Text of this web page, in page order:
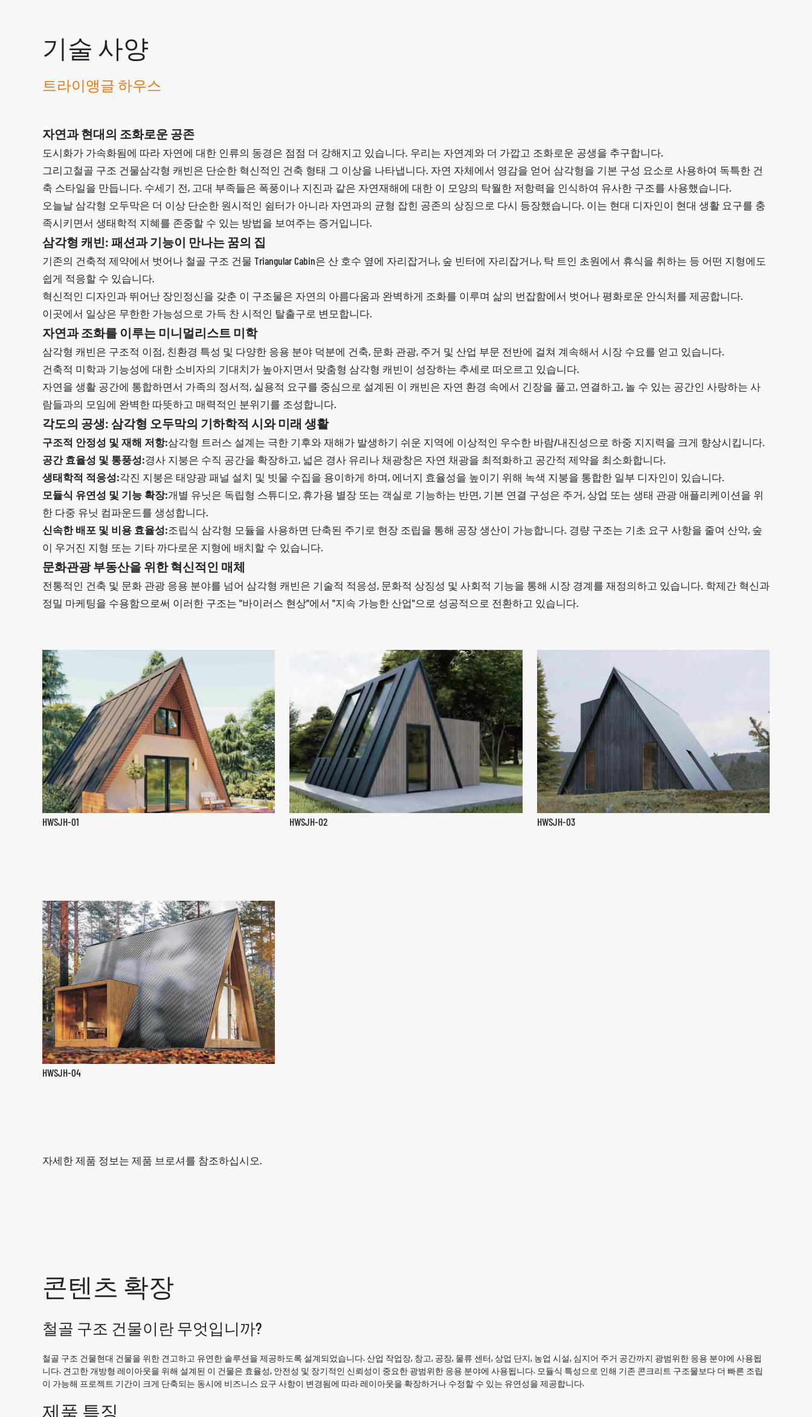
기술 사양
트라이앵글 하우스
자연과 현대의 조화로운 공존
도시화가 가속화됨에 따라 자연에 대한 인류의 동경은 점점 더 강해지고 있습니다. 우리는 자연계와 더 가깝고 조화로운 공생을 추구합니다.
그리고철골 구조 건물삼각형 캐빈은 단순한 혁신적인 건축 형태 그 이상을 나타냅니다. 자연 자체에서 영감을 얻어 삼각형을 기본 구성 요소로 사용하여 독특한 건
축 스타일을 만듭니다. 수세기 전, 고대 부족들은 폭풍이나 지진과 같은 자연재해에 대한 이 모양의 탁월한 저항력을 인식하여 유사한 구조를 사용했습니다.
오늘날 삼각형 오두막은 더 이상 단순한 원시적인 쉼터가 아니라 자연과의 균형 잡힌 공존의 상징으로 다시 등장했습니다. 이는 현대 디자인이 현대 생활 요구를 충
족시키면서 생태학적 지혜를 존중할 수 있는 방법을 보여주는 증거입니다.
삼각형 캐빈: 패션과 기능이 만나는 꿈의 집
기존의 건축적 제약에서 벗어나 철골 구조 건물 Triangular Cabin은 산 호수 옆에 자리잡거나, 숲 빈터에 자리잡거나, 탁 트인 초원에서 휴식을 취하는 등 어떤 지형에도
쉽게 적응할 수 있습니다.
혁신적인 디자인과 뛰어난 장인정신을 갖춘 이 구조물은 자연의 아름다움과 완벽하게 조화를 이루며 삶의 번잡함에서 벗어나 평화로운 안식처를 제공합니다.
이곳에서 일상은 무한한 가능성으로 가득 찬 시적인 탈출구로 변모합니다.
자연과 조화를 이루는 미니멀리스트 미학
삼각형 캐빈은 구조적 이점, 친환경 특성 및 다양한 응용 분야 덕분에 건축, 문화 관광, 주거 및 산업 부문 전반에 걸쳐 계속해서 시장 수요를 얻고 있습니다.
건축적 미학과 기능성에 대한 소비자의 기대치가 높아지면서 맞춤형 삼각형 캐빈이 성장하는 추세로 떠오르고 있습니다.
자연을 생활 공간에 통합하면서 가족의 정서적, 실용적 요구를 중심으로 설계된 이 캐빈은 자연 환경 속에서 긴장을 풀고, 연결하고, 놀 수 있는 공간인 사랑하는 사
람들과의 모임에 완벽한 따뜻하고 매력적인 분위기를 조성합니다.
각도의 공생: 삼각형 오두막의 기하학적 시와 미래 생활
구조적 안정성 및 재해 저항:삼각형 트러스 설계는 극한 기후와 재해가 발생하기 쉬운 지역에 이상적인 우수한 바람/내진성으로 하중 지지력을 크게 향상시킵니다.
공간 효율성 및 통풍성:경사 지붕은 수직 공간을 확장하고, 넓은 경사 유리나 채광창은 자연 채광을 최적화하고 공간적 제약을 최소화합니다.
생태학적 적응성:각진 지붕은 태양광 패널 설치 및 빗물 수집을 용이하게 하며, 에너지 효율성을 높이기 위해 녹색 지붕을 통합한 일부 디자인이 있습니다.
모듈식 유연성 및 기능 확장:개별 유닛은 독립형 스튜디오, 휴가용 별장 또는 객실로 기능하는 반면, 기본 연결 구성은 주거, 상업 또는 생태 관광 애플리케이션을 위
한 다중 유닛 컴파운드를 생성합니다.
신속한 배포 및 비용 효율성:조립식 삼각형 모듈을 사용하면 단축된 주기로 현장 조립을 통해 공장 생산이 가능합니다. 경량 구조는 기초 요구 사항을 줄여 산악, 숲
이 우거진 지형 또는 기타 까다로운 지형에 배치할 수 있습니다.
문화관광 부동산을 위한 혁신적인 매체
전통적인 건축 및 문화 관광 응용 분야를 넘어 삼각형 캐빈은 기술적 적응성, 문화적 상징성 및 사회적 기능을 통해 시장 경계를 재정의하고 있습니다. 학제간 혁신과
정밀 마케팅을 수용함으로써 이러한 구조는 "바이러스 현상"에서 "지속 가능한 산업"으로 성공적으로 전환하고 있습니다.
HWSJH-01 HWSJH-02 HWSJH-03
HWSJH-04
자세한 제품 정보는 제품 브로셔를 참조하십시오.
콘텐츠 확장
철골 구조 건물이란 무엇입니까?
철골 구조 건물현대 건물을 위한 견고하고 유연한 솔루션을 제공하도록 설계되었습니다. 산업 작업장, 창고, 공장, 물류 센터, 상업 단지, 농업 시설, 심지어 주거 공간까지 광범위한 응용 분야에 사용됩
니다. 견고한 개방형 레이아웃을 위해 설계된 이 건물은 효율성, 안전성 및 장기적인 신뢰성이 중요한 광범위한 응용 분야에 사용됩니다. 모듈식 특성으로 인해 기존 콘크리트 구조물보다 더 빠른 조립
이 가능해 프로젝트 기간이 크게 단축되는 동시에 비즈니스 요구 사항이 변경됨에 따라 레이아웃을 확장하거나 수정할 수 있는 유연성을 제공합니다.
제품 특징